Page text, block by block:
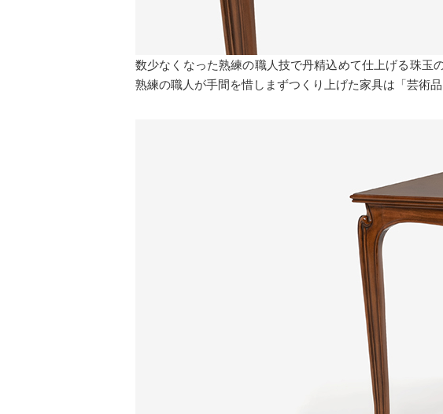
数少なくなった熟練の職人技で丹精込めて仕上げる珠玉
熟練の職人が手間を惜しまずつくり上げた家具は「芸術品